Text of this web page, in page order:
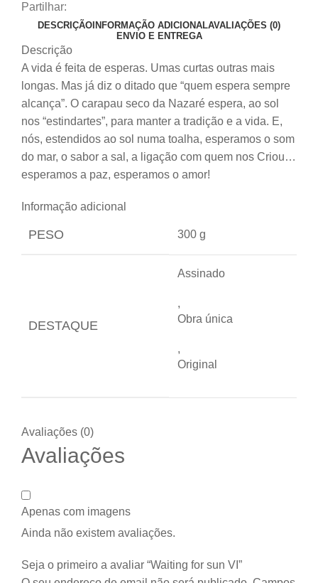
Partilhar:
DESCRIÇÃO INFORMAÇÃO ADICIONALAVALIAÇÕES (0)
ENVIO E ENTREGA
Descrição
A vida é feita de esperas. Umas curtas outras mais
longas. Mas já diz o ditado que “quem espera sempre
alcança”. O carapau seco da Nazaré espera, ao sol
nos “estindartes”, para manter a tradição e a vida. E,
nós, estendidos ao sol numa toalha, esperamos o som
do mar, o sabor a sal, a ligação com quem nos Criou…
esperamos a paz, esperamos o amor!
Informação adicional
PESO 300 g
DESTAQUE
Assinado
,
Obra única
,
Original
Avaliações (0)
Avaliações
Apenas com imagens
Ainda não existem avaliações.
Seja o primeiro a avaliar “Waiting for sun VI”